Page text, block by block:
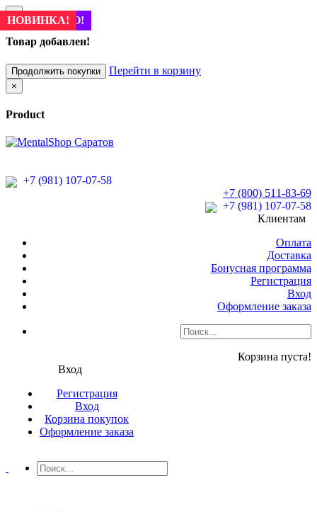
×
Товар добавлен!
Продолжить покупки Перейти в корзину
×
Product
+7 (981) 107-07-58
+7 (800) 511-83-69
+7 (981) 107-07-58
Клиентам
Оплата
Доставка
Бонусная программа
Регистрация
Вход
Оформление заказа
Корзина пуста!
Вход
Регистрация
Вход
Корзина покупок
Оформление заказа
НОВИНКА!
НОВИНКА!
НОВИНКА!
НОВИНКА!
НОВИНКА!
НОВИНКА!
НОВИНКА!
НОВИНКА!
НОВИНКА!
ПОПУЛЯРНО!
НОВИНКА!
НОВИНКА!
НОВИНКА!
НОВИНКА!
НОВИНКА!
НОВИНКА!
НОВИНКА!
НОВИНКА!
НОВИНКА!
НОВИНКА!
НОВИНКА!
НОВИНКА!
НОВИНКА!
НОВИНКА!
НОВИНКА!
НОВИНКА!
ПОПУЛЯРНО!
НОВИНКА!
НОВИНКА!
НОВИНКА!
НОВИНКА!
НОВИНКА!
НОВИНКА!
НОВИНКА!